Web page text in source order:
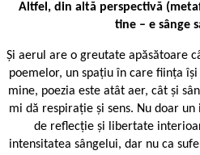
Altfel, din altă perspectivă
tine – e sânge
Și aerul are o greutate apăsătoare
poemelor, un spațiu în care ființa
mine, poezia este atât aer, cât și
mi dă respirație și sens. Nu doar
de reflecție și libertate
intensitatea sângelui, dar nu ca